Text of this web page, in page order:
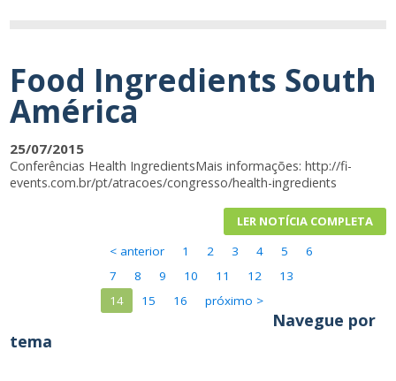
Food Ingredients South
América
25/07/2015
Conferências Health IngredientsMais informações: http://fi-
events.com.br/pt/atracoes/congresso/health-ingredients
LER NOTÍCIA COMPLETA
< anterior
1 2 3 4 5
6
7
8 9 10 11 12
13
14
15 16 próximo >
Navegue por
tema